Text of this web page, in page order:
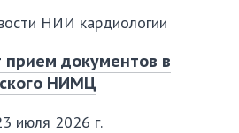
НИИ кардиологии
прием документов в
НИМЦ
июля 2026 г.